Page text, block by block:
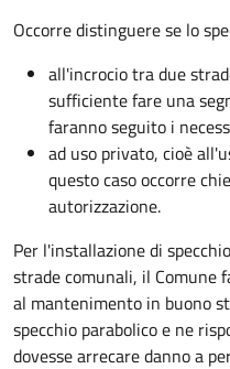
Occorre distinguere se lo
all'incrocio tra due
sufficiente fare una
faranno seguito i
ad uso privato, cioè
questo casooccorre
autorizzazione.
Per l'installazione di
strade comunali, il Comune
al mantenimento in buono
specchio parabolico e ne
dovesse arrecare danno a